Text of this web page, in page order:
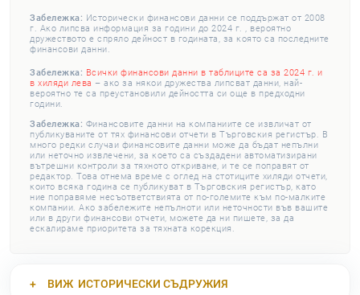
Забележка: Исторически финансови данни се поддържат от 2008
г. Ако липсва информация за години до 2024 г. , вероятно
дружеството е спряло дейност в годината, за която са последните
финансови данни.
Забележка: Всички финансови данни в таблиците са за 2024 г. и
в хиляди лева – ако за някои дружества липсват данни, най-
вероятно те са преустановили дейността си още в предходни
години.
Забележка: Финансовите данни на компаниите се извличат от
публикуваните от тях финансови отчети в Търговския регистър. В
много редки случаи финансовите данни може да бъдат непълни
или неточно извлечени, за което са създадени автоматизирани
вътрешни контроли за тяхното откриване, и те се поправят от
редактор. Това отнема време с оглед на стотиците хиляди отчети,
които всяка година се публикуват в Търговския регистър, като
ние поправяме несъответствията от по-големите към по-малките
компании. Ако забележите непълноти или неточности във вашите
или в други финансови отчети, можете да ни пишете, за да
ескалираме приоритета за тяхната корекция.
ВИЖ ИСТОРИЧЕСКИ СЪДРУЖИЯ